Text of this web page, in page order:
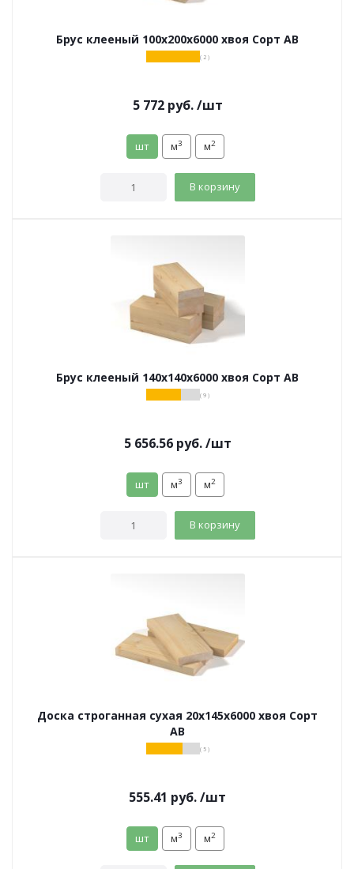
Брус клееный 100х200х6000 хвоя Сорт АВ
( 2 )
5 772руб. /шт
шт м3 м2
В корзину
Брус клееный 140х140х6000 хвоя Сорт АВ
( 9 )
5 656.56руб. /шт
шт м3 м2
В корзину
Доска строганная сухая 20х145х6000 хвоя Сорт
АВ
( 5 )
555.41 руб./шт
шт м3 м2